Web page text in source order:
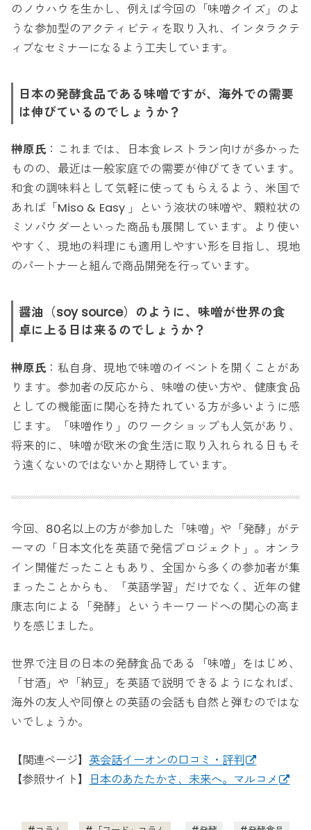
のノウハウを生かし、例えば今回の「味噌クイズ」のよ
うな参加型のアクティビティを取り入れ、インタラクテ
ィブなセミナーになるよう工夫しています。
日本の発酵食品である味噌ですが、海外での需要
は伸びているのでしょうか？
榊原氏：これまでは、日本食レストラン向けが多かった
ものの、最近は一般家庭での需要が伸びてきています。
和食の調味料として気軽に使ってもらえるよう、米国で
あれば「Miso & Easy 」という液状の味噌や、顆粒状の
ミソパウダーといった商品も展開しています。より使い
やすく、現地の料理にも適用しやすい形を目指し、現地
のパートナーと組んで商品開発を行っています。
醤油（soy source）のように、味噌が世界の食
卓に上る日は来るのでしょうか？
榊原氏：私自身、現地で味噌のイベントを開くことがあ
ります。参加者の反応から、味噌の使い方や、健康食品
としての機能面に関心を持たれている方が多いように感
じます。「味噌作り」のワークショップも人気があり、
将来的に、味噌が欧米の食生活に取り入れられる日もそ
う遠くないのではないかと期待しています。
今回、80名以上の方が参加した「味噌」や「発酵」がテ
ーマの「日本文化を英語で発信プロジェクト」。オンラ
イン開催だったこともあり、全国から多くの参加者が集
まったことからも、「英語学習」だけでなく、近年の健
康志向による「発酵」というキーワードへの関心の高ま
りを感じました。
世界で注目の日本の発酵食品である「味噌」をはじめ、
「甘酒」や「納豆」を英語で説明できるようになれば、
海外の友人や同僚との英語の会話も自然と弾むのではな
いでしょうか。
【関連ページ】 英会話イーオンの口コミ・評判
【参照サイト】
日本のあたたかさ、未来へ。マルコメ